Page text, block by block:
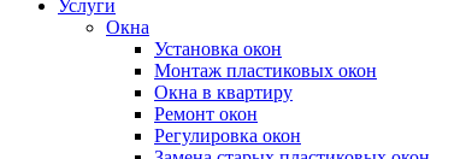
Услуги
Окна
Установка окон
Монтаж пластиковых окон
Окна в квартиру
Ремонт окон
Регулировка окон